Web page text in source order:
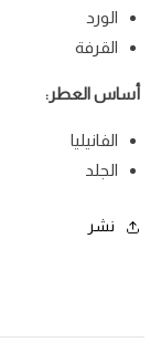
الورد
القرفة
أساس العطر:
الفانيليا
الجلد
نشر